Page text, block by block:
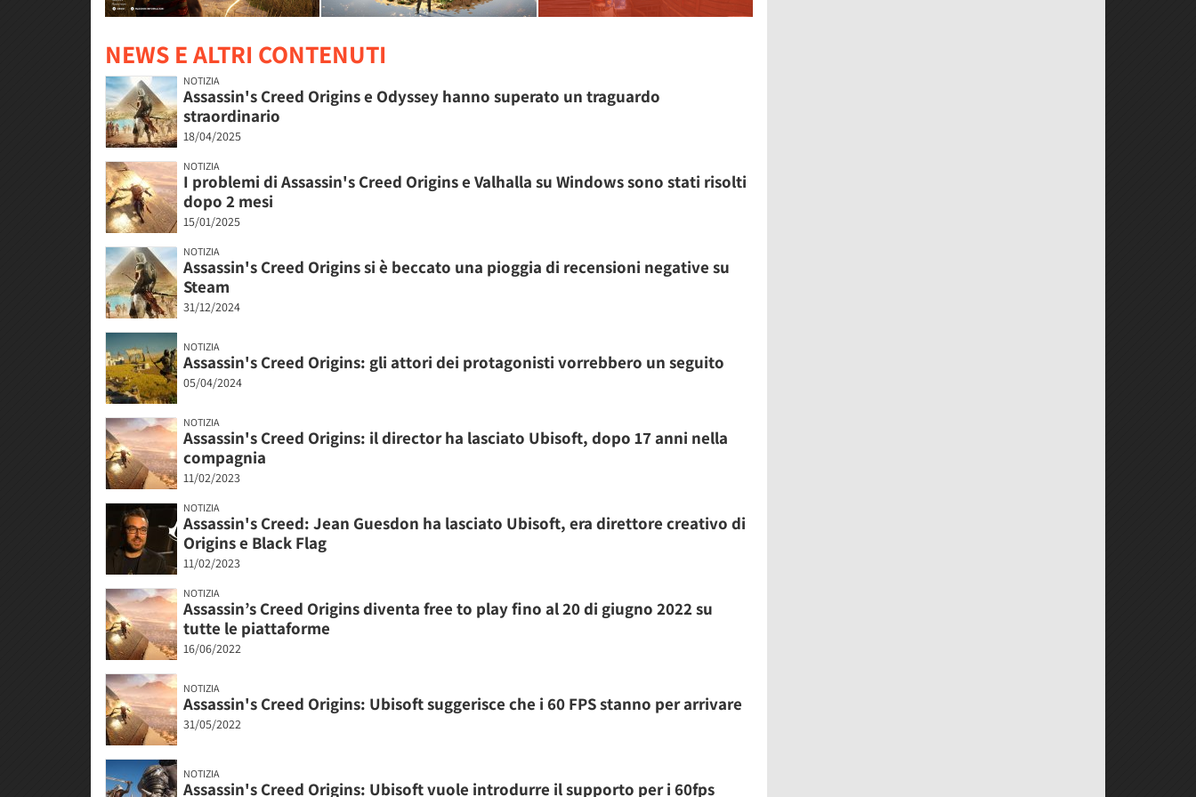
NEWS E ALTRI CONTENUTI
NOTIZIA
Assassin's Creed Origins e Odyssey hanno superato un traguardo
straordinario
18/04/2025
NOTIZIA
I problemi di Assassin's Creed Origins e Valhalla su Windows sono stati risolti
dopo 2 mesi
15/01/2025
NOTIZIA
Assassin's Creed Origins si è beccato una pioggia di recensioni negative su
Steam
31/12/2024
NOTIZIA
Assassin's Creed Origins: gli attori dei protagonisti vorrebbero un seguito
05/04/2024
NOTIZIA
Assassin's Creed Origins: il director ha lasciato Ubisoft, dopo 17 anni nella
compagnia
11/02/2023
NOTIZIA
Assassin's Creed: Jean Guesdon ha lasciato Ubisoft, era direttore creativo di
Origins e Black Flag
11/02/2023
NOTIZIA
Assassin’s Creed Origins diventa free to play fino al 20 di giugno 2022 su
tutte le piattaforme
16/06/2022
NOTIZIA
Assassin's Creed Origins: Ubisoft suggerisce che i 60 FPS stanno per arrivare
31/05/2022
NOTIZIA
Assassin's Creed Origins: Ubisoft vuole introdurre il supporto per i 60fps